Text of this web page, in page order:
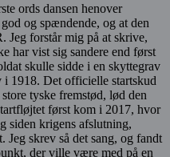
ords dansen henover
og spændende, og at den
Jeg forstår mig på at skrive,
har vist sig sandere end først
skulle sidde i en skyttegrav
i 1918. Det officielle startskud
tyske fremstød, lød den
først kom i 2017, hvor
siden krigens afslutning,
skrev så det sang, og fandt
der ville være med på en